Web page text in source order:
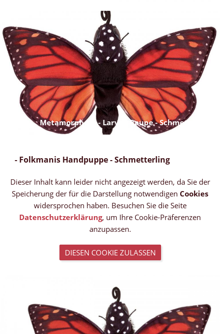
Metamorphose - Larve - Raupe - Schmetterling
- Folkmanis Handpuppe - Schmetterling
Dieser Inhalt kann leider nicht angezeigt werden, da Sie der
Speicherung der für die Darstellung notwendigen Cookies
widersprochen haben. Besuchen Sie die Seite
Datenschutzerklärung, um Ihre Cookie-Präferenzen
anzupassen.
DIESEN COOKIE ZULASSEN